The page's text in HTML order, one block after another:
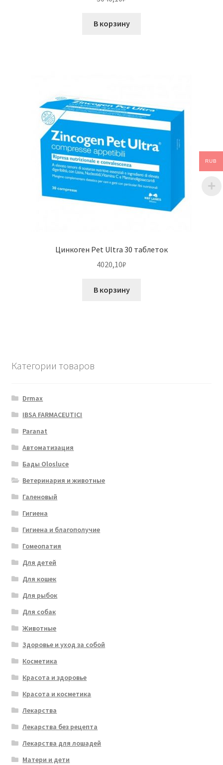
В корзину
Цинкоген Pet Ultra 30 таблеток
4020,10₽
В корзину
Категории товаров
Drmax
IBSA FARMACEUTICI
Paranat
Автоматизация
Бады Olosluce
Ветеринария и животные
Галеновый
Гигиена
Гигиена и благополучие
Гомеопатия
Для детей
Для кошек
Для рыбок
Для собак
Животные
Здоровье и уход за собой
Косметика
Красота и здоровье
Красота и косметика
Лекарства
Лекарства без рецепта
Лекарства для лошадей
Матери и дети
RUB